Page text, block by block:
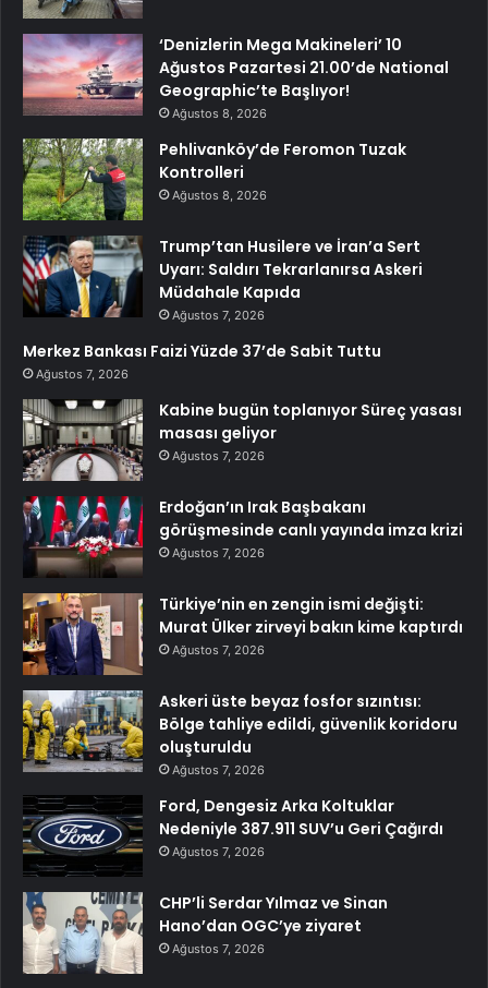
‘Denizlerin Mega Makineleri’ 10
Ağustos Pazartesi 21.00’de National
Geographic’te Başlıyor!
Ağustos 8, 2026
Pehlivanköy’de Feromon Tuzak
Kontrolleri
Ağustos 8, 2026
Trump’tan Husilere ve İran’a Sert
Uyarı: Saldırı Tekrarlanırsa Askeri
Müdahale Kapıda
Ağustos 7, 2026
Merkez Bankası Faizi Yüzde 37’de Sabit Tuttu
Ağustos 7, 2026
Kabine bugün toplanıyor Süreç yasası
masası geliyor
Ağustos 7, 2026
Erdoğan’ın Irak Başbakanı
görüşmesinde canlı yayında imza krizi
Ağustos 7, 2026
Türkiye’nin en zengin ismi değişti:
Murat Ülker zirveyi bakın kime kaptırdı
Ağustos 7, 2026
Askeri üste beyaz fosfor sızıntısı:
Bölge tahliye edildi, güvenlik koridoru
oluşturuldu
Ağustos 7, 2026
Ford, Dengesiz Arka Koltuklar
Nedeniyle 387.911 SUV’u Geri Çağırdı
Ağustos 7, 2026
CHP’li Serdar Yılmaz ve Sinan
Hano’dan OGC’ye ziyaret
Ağustos 7, 2026